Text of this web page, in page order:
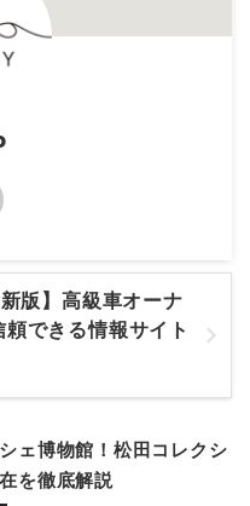
版】高級車オーナ
できる情報サイト
ェ博物館！松田コレクシ
を徹底解説